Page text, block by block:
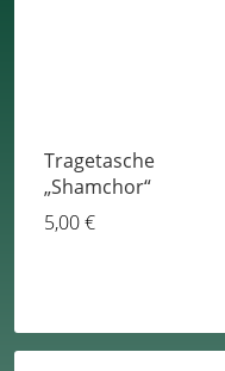
Tragetasche
„Shamchor“
5,00€